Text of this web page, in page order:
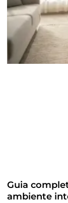
Guia
ambiente